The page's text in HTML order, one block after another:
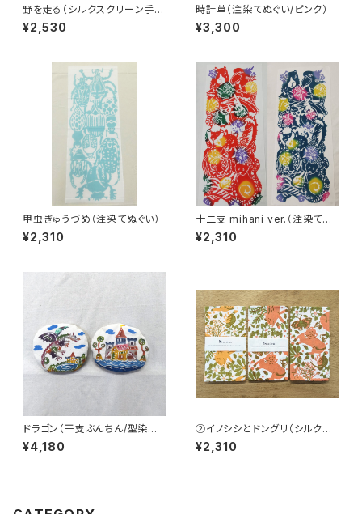
野を走る（シルクスクリーン手捺
染）
¥2,530
時計草（注染てぬぐい/ピンク）
¥3,300
甲虫ぎゅうづめ（注染てぬぐい）
¥2,310
十二支 mihani ver.（注染てぬ
ぐい）
¥2,310
ドラゴン（干支ぶんちん/型染色
差し）
¥4,180
②イノシシとドングリ（シルクス
クリーン手捺染てぬぐい）
¥2,310